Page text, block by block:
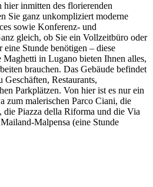
hier inmitten des florierenden
Sie ganz unkompliziert moderne
sowie Konferenz- und
gleich, ob Sie ein Vollzeitbüro oder
Stunde benötigen – diese
in Lugano bieten Ihnen alles,
brauchen. Das Gebäude befindet
Restaurants,
Parkplätzen. Von hier ist es nur ein
zum malerischen Parco Ciani, die
Piazza della Riforma und die Via
Malpensa (eine Stunde